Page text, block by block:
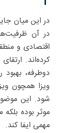
در این میان
در آن
اقتصادی و
کرده‌اند.
دوطرفه،
ویزا همچون
شود. این
موثر بوده
مهمی ایفا کند.